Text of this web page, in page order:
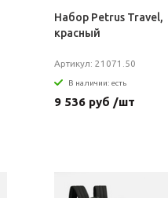
Набор Petrus Travel,
красный
Артикул: 21071.50
В наличии: есть
9 536 руб /шт